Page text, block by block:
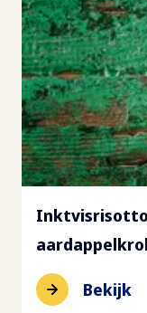
Inktvisrisotto
Bekijk